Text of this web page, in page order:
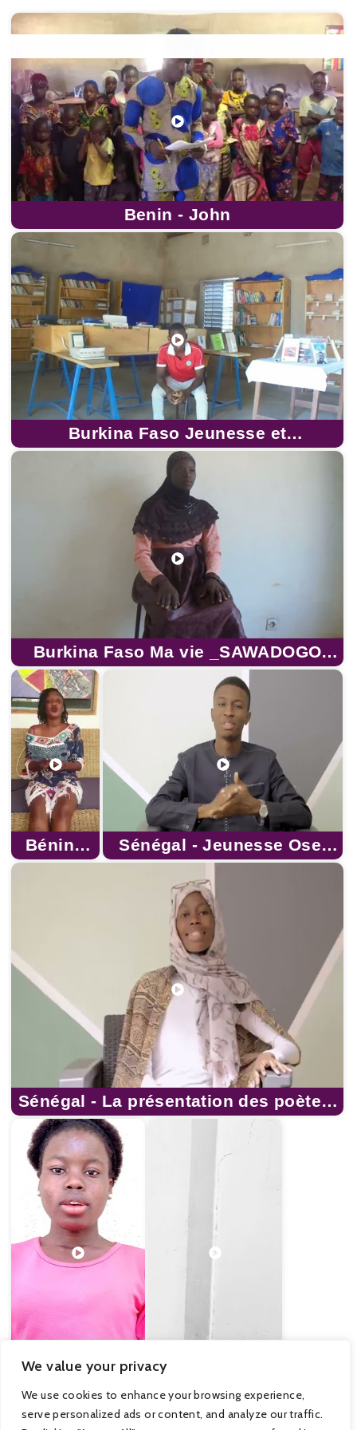
We value your privacy
We use cookies to enhance your browsing experience,
serve personalized ads or content, and analyze our traffic.
Benin - John
Burkina Faso Jeunesse et
développement _Malo Roland
Burkina Faso Ma vie _SAWADOGO
Rahinatou
Bénin -
Egalité
Sénégal - Jeunesse Ose,
Meissa Mara
Sénégal - La présentation des poètes,
Fatou Mbeugue
Togo Elle
Ayovi
Albertine
Togo Lève les
Bras Kouassi
Mawulolo